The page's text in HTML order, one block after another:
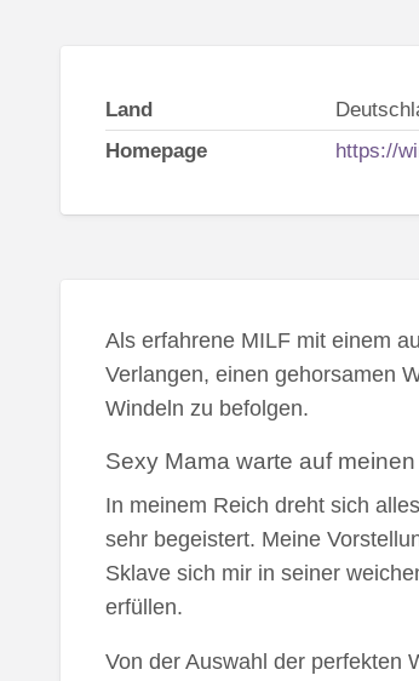
Land
Homepage
https://
Als erfahrene MILF mit einem
Verlangen, einen gehorsamen
Windeln zu befolgen.
Sexy Mama warte auf
In meinem Reich dreht sich
sehr begeistert. Meine
Sklave sich mir in seiner
erfüllen.
Von der Auswahl der perfekten